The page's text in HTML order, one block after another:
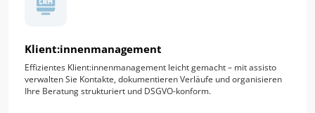
Klient:innenmanagement
Effizientes Klient:innenmanagement leicht gemacht – mit assisto
verwalten Sie Kontakte, dokumentieren Verläufe und organisieren
Ihre Beratung strukturiert und DSGVO-konform.